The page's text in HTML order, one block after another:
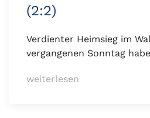
(2:2)
Verdienter Heimsieg im
vergangenen Sonntag
weiterlesen